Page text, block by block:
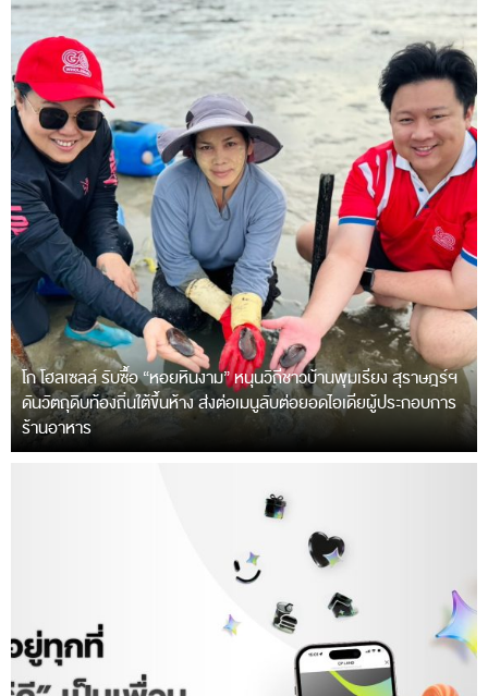
โก โฮลเซลล์ รับซื้อ “หอยหินงาม” หนุนวิถีชาวบ้านพุมเรียง สุราษฎร์ฯ
ดันวัตถุดิบท้องถิ่นใต้ขึ้นห้าง ส่งต่อเมนูลับต่อยอดไอเดียผู้ประกอบการ
ร้านอาหาร